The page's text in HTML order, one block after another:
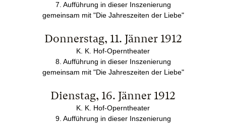
7. Aufführung in dieser Inszenierung
gemeinsam mit "Die Jahreszeiten der Liebe"
Donnerstag, 11. Jänner 1912
K. K. Hof-Operntheater
8. Aufführung in dieser Inszenierung
gemeinsam mit "Die Jahreszeiten der Liebe"
Dienstag, 16. Jänner 1912
K. K. Hof-Operntheater
9. Aufführung in dieser Inszenierung